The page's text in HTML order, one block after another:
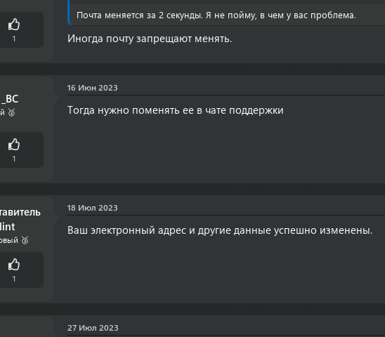
1
Почта меняется за 2 секунды. Я не пойму, в чем у вас проблема.
Иногда почту запрещают менять.
🥈
1
16 Июн 2023
Тогда нужно поменять ее в чате поддержки
🥉
1
18 Июл 2023
Ваш электронный адрес и другие данные успешно изменены.
27 Июл 2023